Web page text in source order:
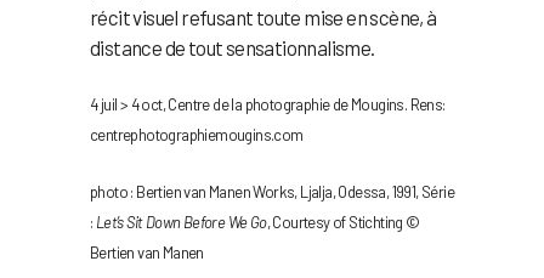
récit visuel refusant toute mise en scène, à
distance de tout sensationnalisme.
4 juil > 4 oct, Centre de la photographie de Mougins. Rens:
centrephotographiemougins.com
photo : Bertien van Manen Works, Ljalja, Odessa, 1991, Série
: Let’s Sit Down Before We Go, Courtesy of Stichting ©
Bertien van Manen